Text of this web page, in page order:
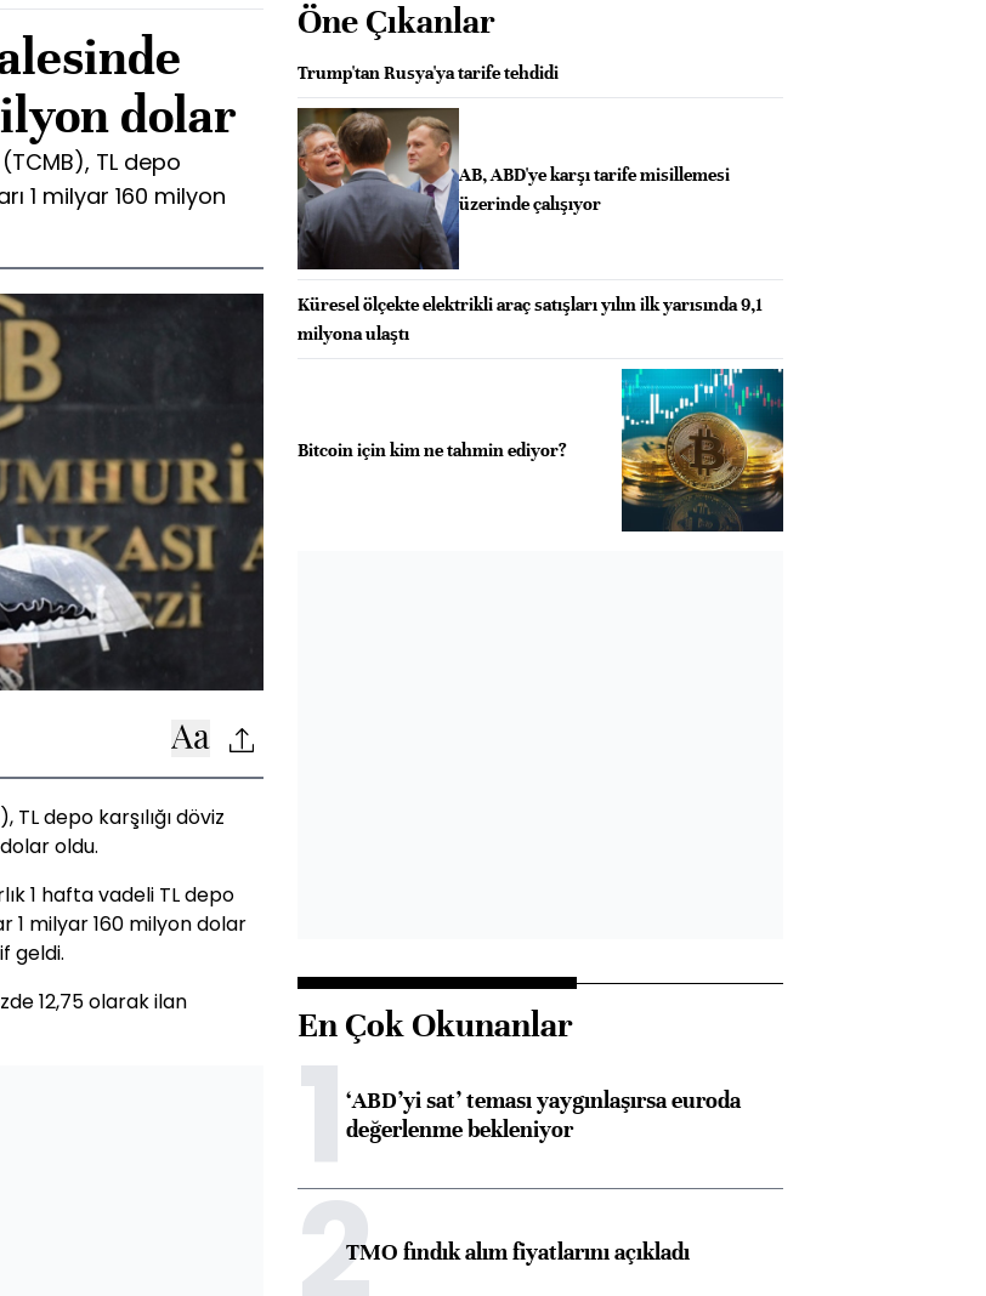
dolar
TL depo
1 milyar 160 milyon
depo karşılığı döviz
oldu.
1 hafta vadeli TL depo
1 milyar 160 milyon dolar
geldi.
12,75 olarak ilan
Öne Çıkanlar
Trump'tan Rusya'ya tarife tehdidi
AB, ABD'ye karşı tarife misillemesi
üzerinde çalışıyor
Küresel ölçekte elektrikli araç satışları yılın ilk yarısında 9,1
milyona ulaştı
Bitcoin için kim ne tahmin ediyor?
En Çok Okunanlar
1‘ABD’yi sat’ teması yaygınlaşırsa euroda
değerlenme bekleniyor
2TMO fındık alım fiyatlarını açıkladı